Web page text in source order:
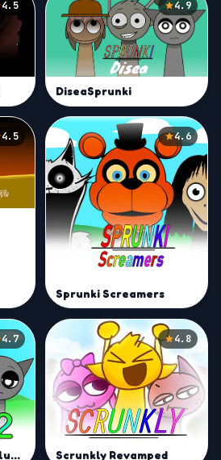
4.5 4.9
DiseaSprunki
4.5 4.6
Sprunki Screamers
4.7
Sprunki Ultimate Deluxe 2
4.8
Scrunkly Revamped